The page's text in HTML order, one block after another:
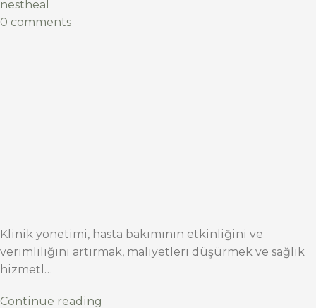
nestheal
0 comments
Klinik yönetimi, hasta bakımının etkinliğini ve
verimliliğini artırmak, maliyetleri düşürmek ve sağlık
hizmetl…
Continue reading